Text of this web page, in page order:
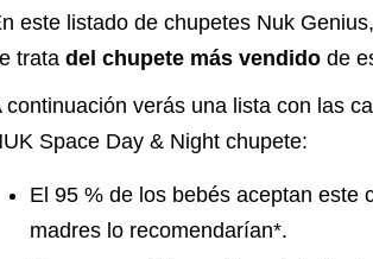
este listado de chupetes Nuk
trata del chupete más vendido de
continuación verás una lista con las
Space Day & Night chupete:
El 95 % de los bebés aceptan este
madres lo recomendarían*.